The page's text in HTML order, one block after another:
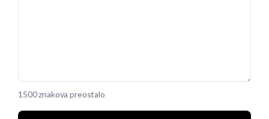
1500 znakova preostalo